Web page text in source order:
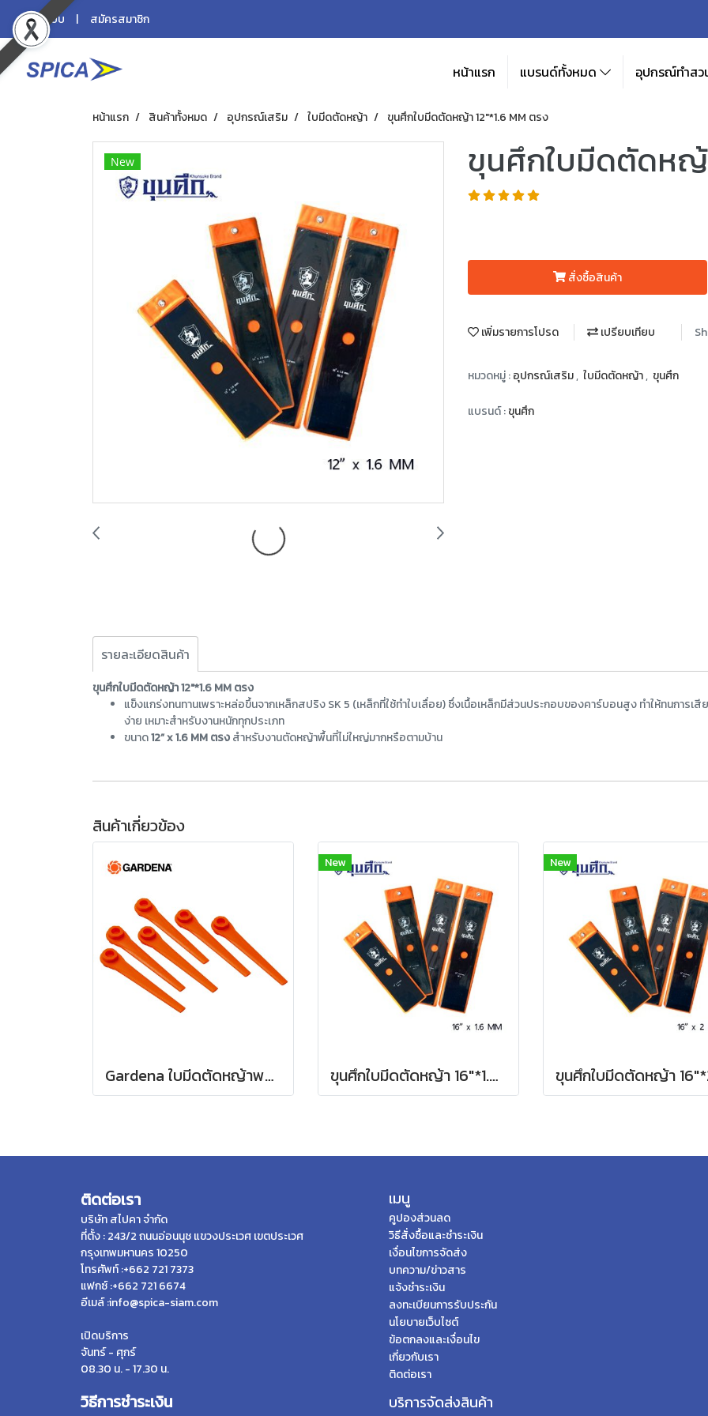
เข้าสู่ระบบ สมัครสมาชิก
หน้าแรก แบรนด์ทั้งหมด อุปกรณ์ทำสว
หน้าแรก สินค้าทั้งหมด อุปกรณ์เสริม ใบมีดตัดหญ้า ขุนศึกใบมีดตัดหญ้า 12"*1.6 MM ตรง
New ขุนศึกใบมีดตัดหญ้
สั่งซื้อสินค้า
เพิ่มรายการโปรด เปรียบเทียบ
หมวดหมู่ :อุปกรณ์เสริม, ใบมีดตัดหญ้า, ขุนศึก
แบรนด์ :ขุนศึก
รายละเอียดสินค้า
ขุนศึกใบมีดตัดหญ้า 12"*1.6 MM ตรง
แข็งแกร่งทนทานเพราะหล่อขึ้นจากเหล็กสปริง SK 5 (เหล็กที่ใช้ทำใบเลื่อย) ซึ่งเนื้อเหล็กมีส่วนประกอบของคาร์บอนสูง ทำให้ทนการ
ง่าย เหมาะสำหรับงานหนักทุกประเภท
ขนาด12” x 1.6 MM ตรงสำหรับงานตัดหญ้าพื้นที่ไม่ใหญ่มากหรือตามบ้าน
สินค้าเกี่ยวข้อง
Gardena ใบมีดตัดหญ้าพลาสติก แบบเปลี่ยนสำหรับเครื่องตัดหญ้า (เซต 20 ชิ้น) (05368-20)
New
ขุนศึกใบมีดตัดหญ้า 16"*1.6 MM ตรง
New
ติดต่อเรา
บริษัท สไปคา จำกัด
ที่ตั้ง : 243/2 ถนนอ่อนนุช แขวงประเวศ เขตประเวศ
กรุงเทพมหานคร 10250
โทรศัพท์ :+662 721 7373
แฟกซ์ :+662 721 6674
อีเมล์ :info@spica-siam.com
เปิดบริการ
จันทร์ - ศุกร์
08.30 น. - 17.30 น.
วิธีการชำระเงิน
เมนู
คูปองส่วนลด
วิธีสั่งซื้อและชำระเงิน
เงื่อนไขการจัดส่ง
บทความ/ข่าวสาร
แจ้งชำระเงิน
ลงทะเบียนการรับประกัน
นโยบายเว็บไซต์
ข้อตกลงและเงื่อนไข
เกี่ยวกับเรา
ติดต่อเรา
บริการจัดส่งสินค้า